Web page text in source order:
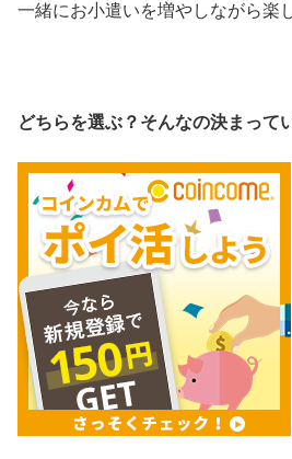
一緒にお小遣いを増やしながら楽